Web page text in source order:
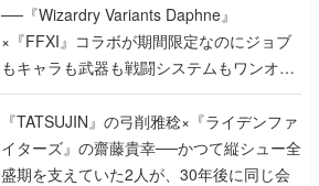
──『Wizardry Variants Daphne』
×『FFXI』コラボが期間限定なのにジョブ
もキャラも武器も戦闘システムもワンオフ
で作り込まれた理由を両ディレクターに聞
く
『TATSUJIN』の弓削雅稔×『ライデンファ
イターズ』の齋藤貴幸──かつて縦シュー全
盛期を支えていた2人が、30年後に同じ会